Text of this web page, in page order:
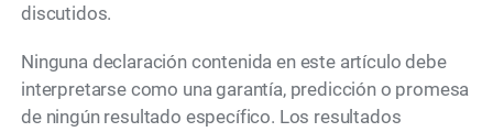
discutidos.
Ninguna declaración contenida en este artículo debe
interpretarse como una garantía, predicción o promesa
de ningún resultado específico. Los resultados